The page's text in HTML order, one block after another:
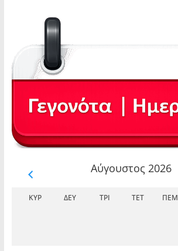
Αύγουστος 2026
ΚΥΡ ΔΕΥ ΤΡΊ ΤΕΤ ΠΈΜ